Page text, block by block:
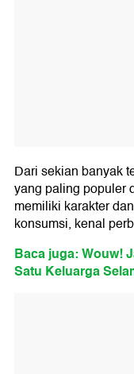
Dari sekian banyak
yang paling populer
memiliki karakter
konsumsi, kenal
Baca juga: Wouw!
Satu Keluarga